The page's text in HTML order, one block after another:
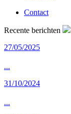
Contact
Recente berichten
27/05/2025
...
31/10/2024
...